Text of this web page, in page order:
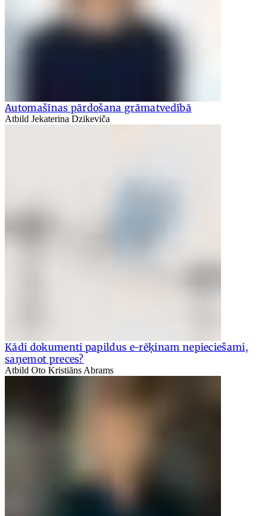
Automašīnas pārdošana grāmatvedībā
Atbild Jekaterina Dzikeviča
Kādi dokumenti papildus e-rēķinam nepieciešami,
saņemot preces?
Atbild Oto Kristiāns Abrams